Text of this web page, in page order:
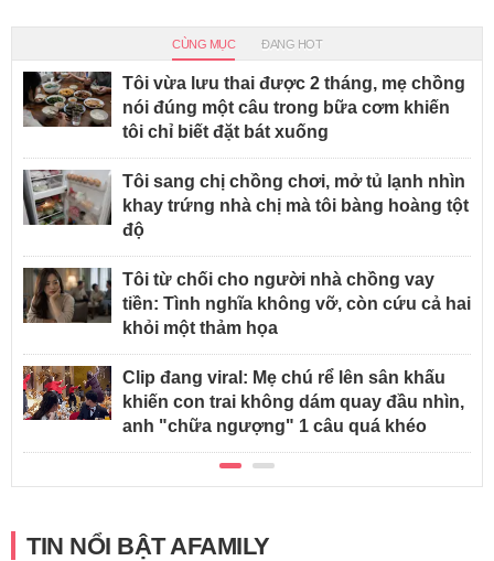
CÙNG MỤC ĐANG HOT
Tôi vừa lưu thai được 2 tháng, mẹ chồng
nói đúng một câu trong bữa cơm khiến
tôi chỉ biết đặt bát xuống
Tôi sang chị chồng chơi, mở tủ lạnh nhìn
khay trứng nhà chị mà tôi bàng hoàng tột
độ
Tôi từ chối cho người nhà chồng vay
tiền: Tình nghĩa không vỡ, còn cứu cả hai
khỏi một thảm họa
Clip đang viral: Mẹ chú rể lên sân khấu
khiến con trai không dám quay đầu nhìn,
anh "chữa ngượng" 1 câu quá khéo
TIN NỔI BẬT AFAMILY